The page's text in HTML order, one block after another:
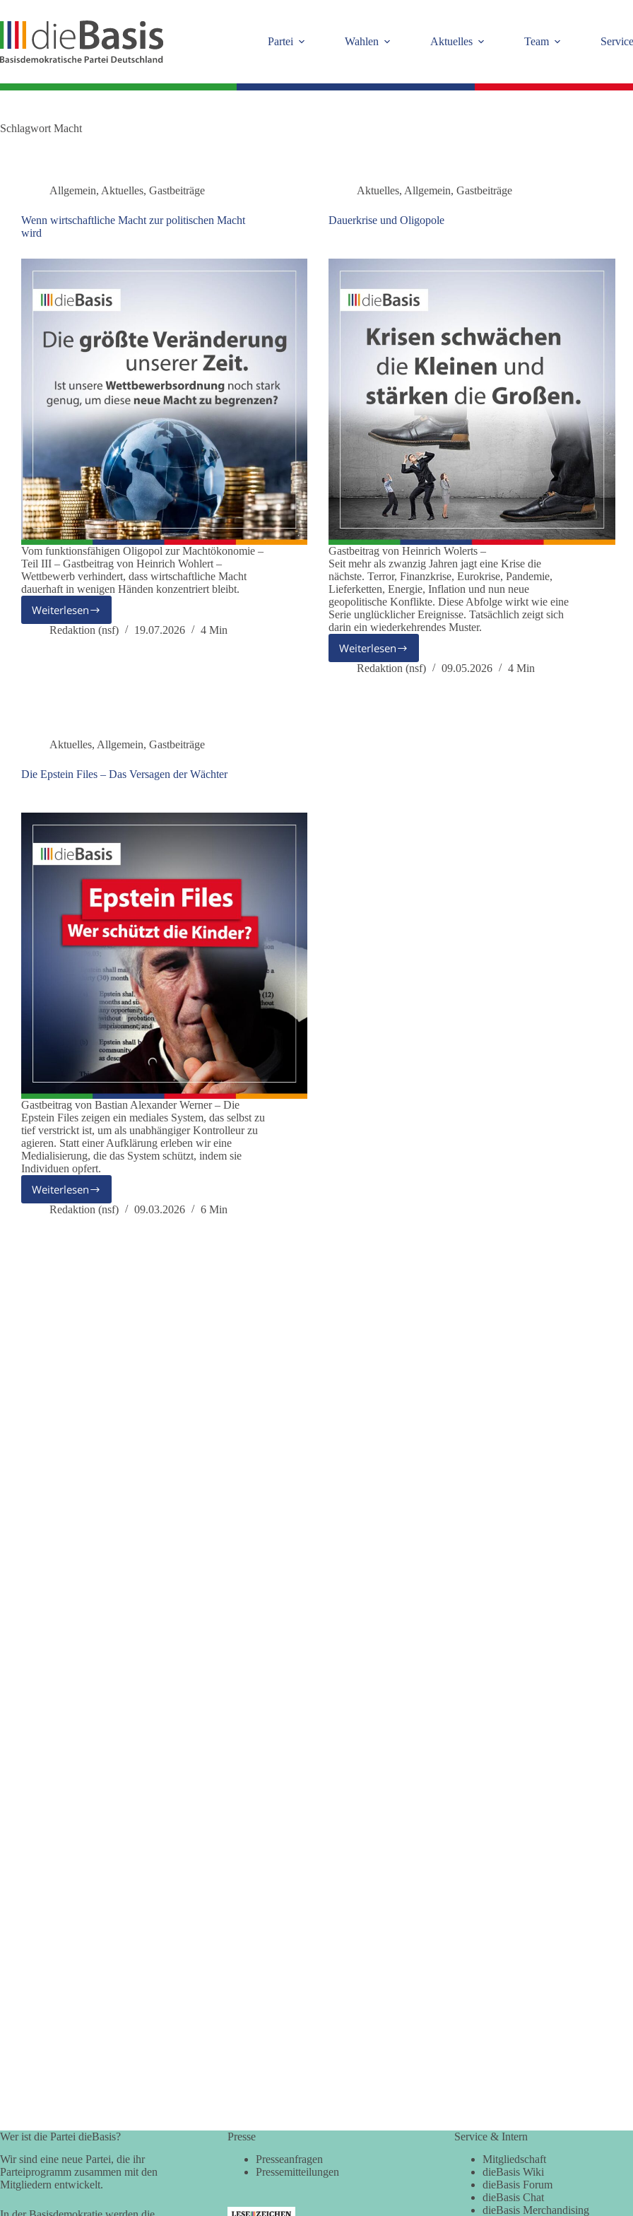
springen
Partei
Wahlen Aktuelles Team Service
Schlagwort Macht
Allgemein, Aktuelles, Gastbeiträge
Wenn wirtschaftliche Macht zur politischen Macht
wird
Vom funktionsfähigen Oligopol zur Machtökonomie –
Teil III – Gastbeitrag von Heinrich Wohlert –
Wettbewerb verhindert, dass wirtschaftliche Macht
dauerhaft in wenigen Händen konzentriert bleibt.
Weiterlesen
Wenn
wirtschaftliche
Redaktion (nsf) 19.07.2026 4 Min
Aktuelles, Allgemein,Gastbeiträge
Dauerkrise und Oligopole
Gastbeitrag von Heinrich Wolerts –
Seit mehr als zwanzig Jahren jagt eine Krise die
nächste. Terror, Finanzkrise, Eurokrise, Pandemie,
Lieferketten, Energie, Inflation und nun neue
geopolitische Konflikte. Diese Abfolge wirkt wie eine
Serie unglücklicher Ereignisse. Tatsächlich zeigt sich
darin ein wiederkehrendes Muster.
WeiterlesenDauerkrise
und
Redaktion (nsf) 09.05.2026 4 Min
Aktuelles, Allgemein, Gastbeiträge
Die Epstein Files – Das Versagen der Wächter
Gastbeitrag von Bastian Alexander Werner – Die
Epstein Files zeigen ein mediales System, das selbst zu
tief verstrickt ist, um als unabhängiger Kontrolleur zu
agieren. Statt einer Aufklärung erleben wir eine
Medialisierung, die das System schützt, indem sie
Individuen opfert.
Weiterlesen
Die
Epstein
Redaktion (nsf) 09.03.2026 6 Min
Wer ist die Partei dieBasis?
Wir sind eine neue Partei, die ihr
Parteiprogramm zusammen mit den
Mitgliedern entwickelt.
Presse
Presseanfragen
Pressemitteilungen
Service & Intern
Mitgliedschaft
dieBasis Wiki
dieBasis Forum
dieBasis Chat
dieBasis Merchandising